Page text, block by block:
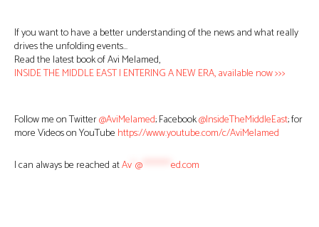
If you want to have a better understanding of the news and what really
drives the unfolding events…
Read the latest book of Avi Melamed,
INSIDE THE MIDDLE EAST | ENTERING A NEW ERA, available now >>>
Follow me on Twitter@AviMelamed; Facebook@InsideTheMiddleEast; for
more Videos on YouTube https://www.youtube.com/c/AviMelamed
I can always be reached atAv @ ed.com